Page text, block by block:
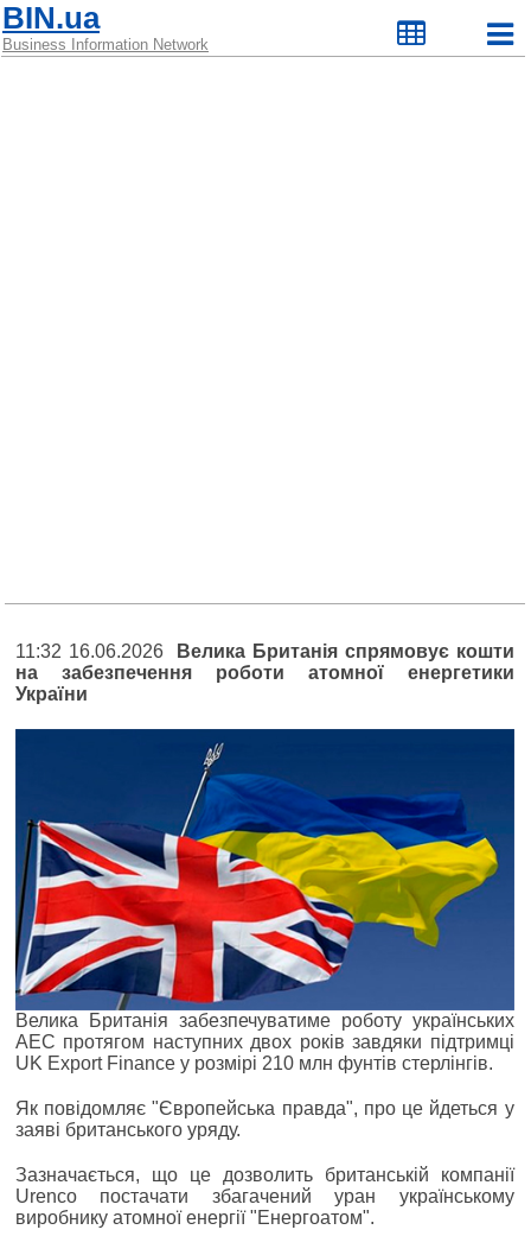
BIN.ua
Business Information Network
11:32 16.06.2026
Велика Британія спрямовує кошти
на забезпечення роботи атомної енергетики
України
Велика Британія забезпечуватиме роботу українських
АЕС протягом наступних двох років завдяки підтримці
UK Export Finance у розмірі 210 млн фунтів стерлінгів.
Як повідомляє "Європейська правда", про це йдеться у
заяві британського уряду.
Зазначається, що це дозволить британській компанії
Urenco постачати збагачений уран українському
виробнику атомної енергії "Енергоатом".